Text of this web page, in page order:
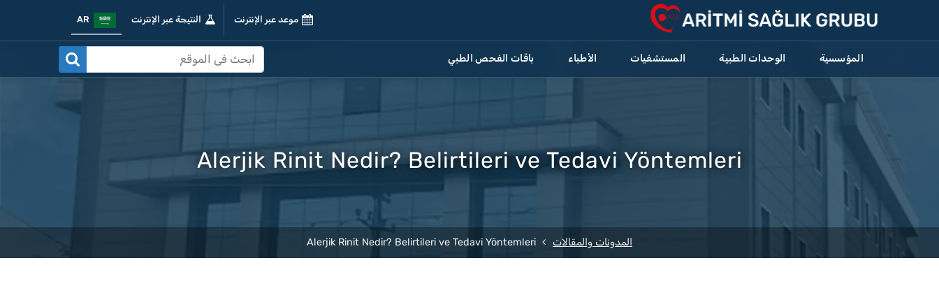
موعد عبر الإنترنت النتيجة عبر الإنترنت
المؤسسية الوحدات الطبية المستشفيات الأطباء باقات الفحص الطبي
Alerjik Rinit Nedir? Belirtileri ve Tedavi Yöntemleri
المدونات والمقالات Alerjik Rinit Nedir? Belirtileri ve Tedavi Yöntemleri